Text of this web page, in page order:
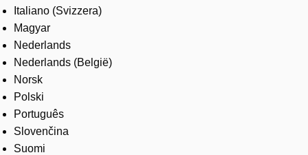
Italiano (Svizzera)
Magyar
Nederlands
Nederlands (België)
Norsk
Polski
Português
Slovenčina
Suomi